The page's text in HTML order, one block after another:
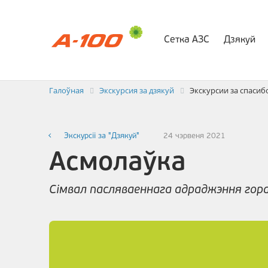
Сетка АЗС Дзякуй
Галоўная Экскурсия за дзякуй Экскурсии за
Экскурсіі за "Дзякуй" 24 чэрвеня 2021
Асмолаўка
Сімвал пасляваеннага адраджэння